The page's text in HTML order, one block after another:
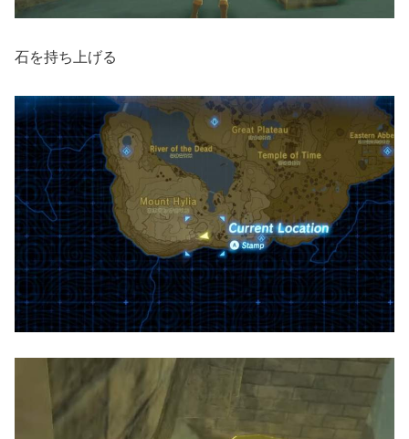
石を持ち上げる